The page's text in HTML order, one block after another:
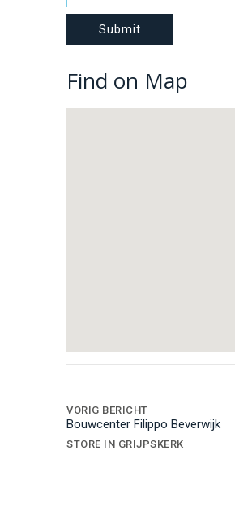
Find on Map
Bericht
VORIG BERICHT
Bouwcenter Filippo Beverwijk
STORE IN GRIJPSKERK